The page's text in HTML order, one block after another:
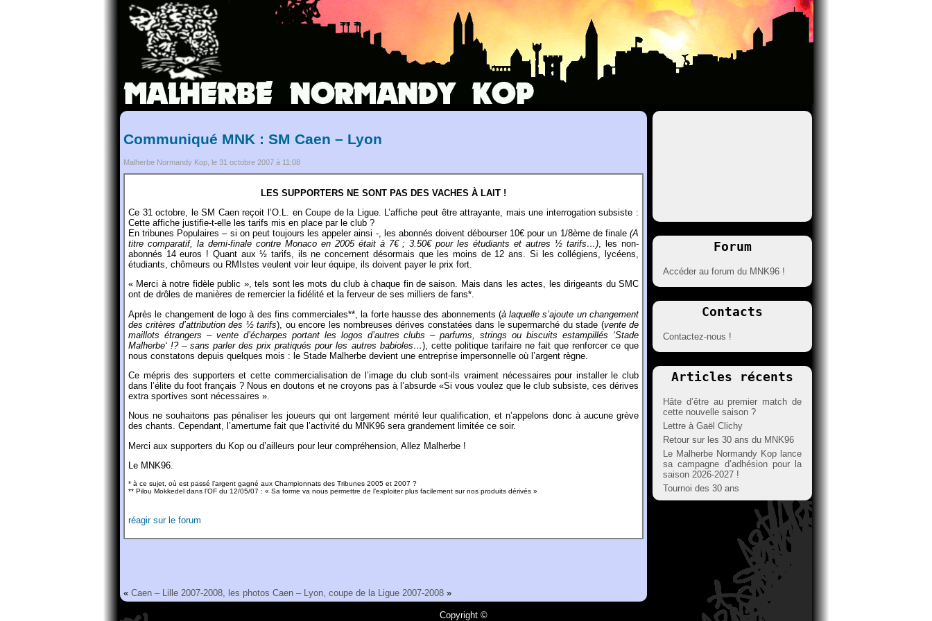
Communiqué MNK : SM Caen – Lyon
Malherbe Normandy Kop, le 31 octobre 2007 à 11:08
LES SUPPORTERS NE SONT PAS DES VACHES À LAIT !
Ce 31 octobre, le SM Caen reçoit l’O.L. en Coupe de la Ligue. L’affiche peut être attrayante, mais une interrogation subsiste :
Cette affiche justifie-t-elle les tarifs mis en place par le club ?
En tribunes Populaires – si on peut toujours les appeler ainsi -, les abonnés doivent débourser 10€ pour un 1/8ème de finale (A
titre comparatif, la demi-finale contre Monaco en 2005 était à 7€ ; 3.50€ pour les étudiants et autres ½ tarifs…), les non-
abonnés 14 euros ! Quant aux ½ tarifs, ils ne concernent désormais que les moins de 12 ans. Si les collégiens, lycéens,
étudiants, chômeurs ou RMIstes veulent voir leur équipe, ils doivent payer le prix fort.
« Merci à notre fidèle public », tels sont les mots du club à chaque fin de saison. Mais dans les actes, les dirigeants du SMC
ont de drôles de manières de remercier la fidélité et la ferveur de ses milliers de fans*.
Après le changement de logo à des fins commerciales**, la forte hausse des abonnements (à laquelle s’ajoute un changement
des critères d’attribution des ½ tarifs), ou encore les nombreuses dérives constatées dans le supermarché du stade (vente de
maillots étrangers – vente d’écharpes portant les logos d’autres clubs – parfums, strings ou biscuits estampillés ‘Stade
Malherbe‘ !? – sans parler des prix pratiqués pour les autres babioles…), cette politique tarifaire ne fait que renforcer ce que
nous constatons depuis quelques mois : le Stade Malherbe devient une entreprise impersonnelle où l’argent règne.
Ce mépris des supporters et cette commercialisation de l’image du club sont-ils vraiment nécessaires pour installer le club
dans l’élite du foot français ? Nous en doutons et ne croyons pas à l’absurde «Si vous voulez que le club subsiste, ces dérives
extra sportives sont nécessaires ».
Nous ne souhaitons pas pénaliser les joueurs qui ont largement mérité leur qualification, et n’appelons donc à aucune grève
des chants. Cependant, l’amertume fait que l’activité du MNK96 sera grandement limitée ce soir.
Merci aux supporters du Kop ou d’ailleurs pour leur compréhension, Allez Malherbe !
Le MNK96.
* à ce sujet, où est passé l’argent gagné aux Championnats des Tribunes 2005 et 2007 ?
** Pilou Mokkedel dans l’OF du 12/05/07 : « Sa forme va nous permettre de l’exploiter plus facilement sur nos produits dérivés »
réagir sur le forum
« Caen – Lille 2007-2008, les photos Caen – Lyon, coupe de la Ligue 2007-2008 »
Forum
Accéder au forum du MNK96 !
Contacts
Contactez-nous !
Articles récents
Hâte d’être au premier match de
cette nouvelle saison ?
Lettre à Gaël Clichy
Retour sur les 30 ans du MNK96
Le Malherbe Normandy Kop lance
sa campagne d’adhésion pour la
saison 2026-2027 !
Tournoi des 30 ans
Copyright ©